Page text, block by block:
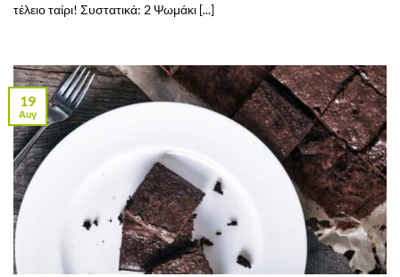
τέλειο ταίρι! Συστατικά: 2 Ψωμάκι [...]
19
Αυγ